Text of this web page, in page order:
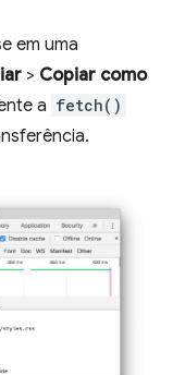
em uma
> Copiar como
a fetch()